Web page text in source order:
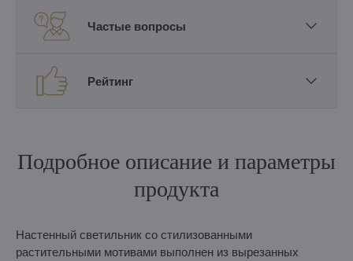
Частые вопросы
Рейтинг
Подробное описание и параметры
продукта
Настенный светильник со стилизованными
растительными мотивами выполнен из вырезанных